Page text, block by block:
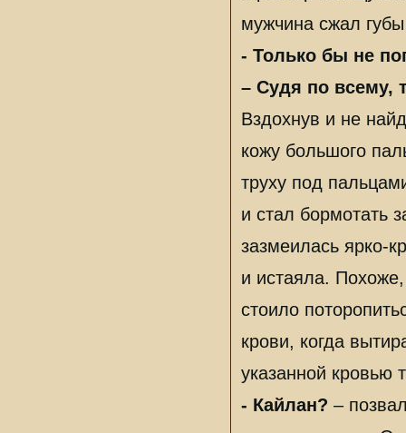
мужчина сжал губы
- Только бы не
– Судя по всему,
Вздохнув и не
кожу большого
труху под
и стал бормотать
зазмеилась ярко-
и истаяла.
стоило
крови, когда
указанной кровью
- Кайлан? –